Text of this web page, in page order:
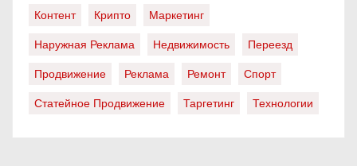
Контент
Крипто
Маркетинг
Наружная Реклама
Недвижимость
Переезд
Продвижение
Реклама Ремонт
Спорт
Статейное Продвижение
Таргетинг Технологии